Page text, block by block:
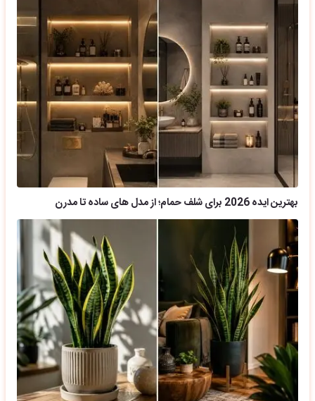
بهترین ایده 2026 برای شلف حمام؛ از مدل های ساده تا مدرن